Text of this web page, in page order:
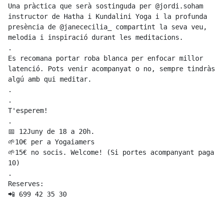
Una pràctica que serà sostinguda per @jordi.soham
instructor de Hatha i Kundalini Yoga i la profunda
presència de @janececilia_ compartint la seva veu,
melodia i inspiració durant les meditacions.
.
Es recomana portar roba blanca per enfocar millor
latenció. Pots venir acompanyat o no, sempre tindràs
algú amb qui meditar.
.
.
T'esperem!
.
📅 12Juny de 18 a 20h.
🌱10€ per a Yogaiamers
🌱15€ no socis. Welcome! (Si portes acompanyant paga
10)
.
Reserves:
📲 699 42 35 30